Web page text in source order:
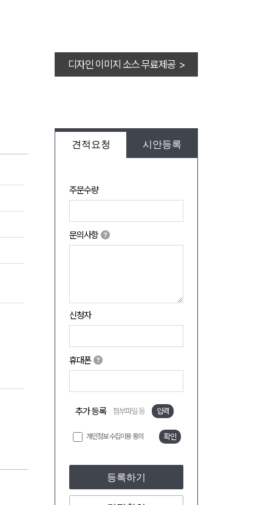
디자인 이미지 소스 무료제공 >
견적요청 시안등록
주문수량
문의사항
신청자
휴대폰
추가 등록 첨부파일 등 입력
개인정보 수집이용 동의 확인
등록하기